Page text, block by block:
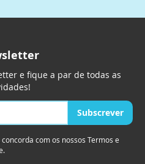
e fique a par de todas as
Subscrever
com os nossos Termos e